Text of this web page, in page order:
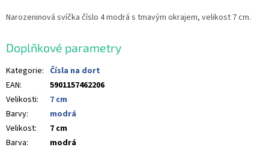
Narozeninová svíčka číslo 4 modrá s tmavým okrajem, velikost 7 cm.
Doplňkové parametry
Kategorie: Čísla na dort
EAN:
5901157462206
Velikosti:
7 cm
Barvy:
modrá
Velikost:
7 cm
Barva: modrá